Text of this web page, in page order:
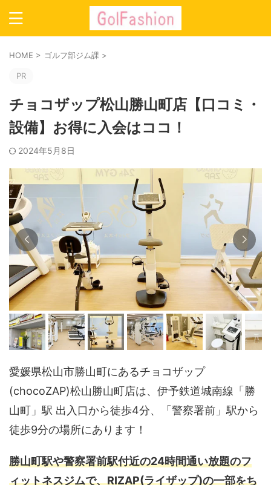
HOME > ゴルフ部ジム課 >
PR
チョコザップ松山勝山町店【口コミ・
設備】お得に入会はココ！
2024年5月8日
愛媛県松山市勝山町にあるチョコザップ
(chocoZAP)松山勝山町店は、伊予鉄道城南線「勝
山町」駅 出入口から徒歩4分、「警察署前」駅から
徒歩9分の場所にあります！
勝山町駅や警察署前駅付近の24時間通い放題のフ
ィットネスジムで、RIZAP(ライザップ)の一部をち